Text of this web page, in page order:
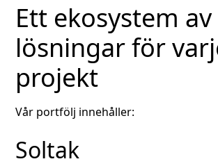
Ett ekosystem av
lösningar för
projekt
Vår portfölj innehåller:
Soltak